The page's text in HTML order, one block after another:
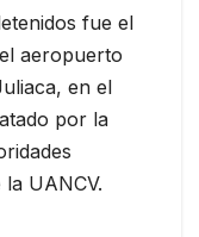
fue el
aeropuerto
en el
por la
UANCV.